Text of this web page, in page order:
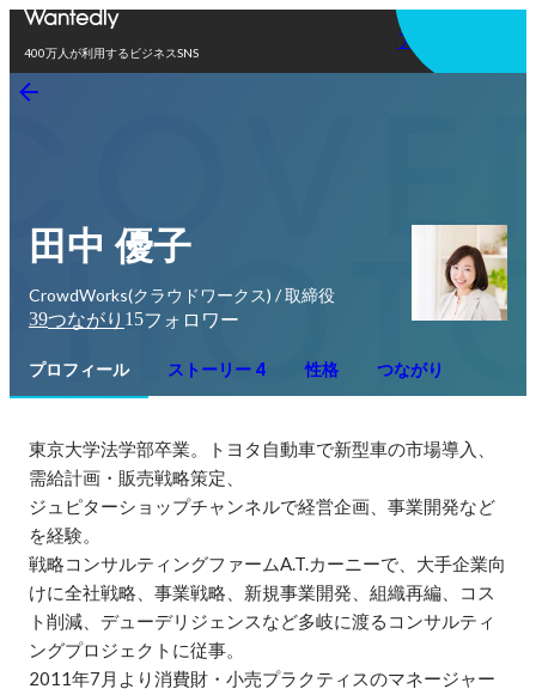
400万人が利用するビジネスSNS
アプリを使う
田中 優子
CrowdWorks(クラウドワークス) / 取締役
39つながり 15フォロワー
プロフィール ストーリー 4 性格 つながり
東京大学法学部卒業。トヨタ自動車で新型車の市場導入、
需給計画・販売戦略策定、
ジュピターショップチャンネルで経営企画、事業開発など
を経験。
戦略コンサルティングファームA.T.カーニーで、大手企業向
けに全社戦略、事業戦略、新規事業開発、組織再編、コス
ト削減、デューデリジェンスなど多岐に渡るコンサルティ
ングプロジェクトに従事。
2011年7月より消費財・小売プラクティスのマネージャー